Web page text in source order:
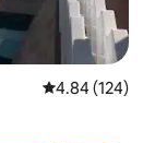
レビュー124
4.84 (124)